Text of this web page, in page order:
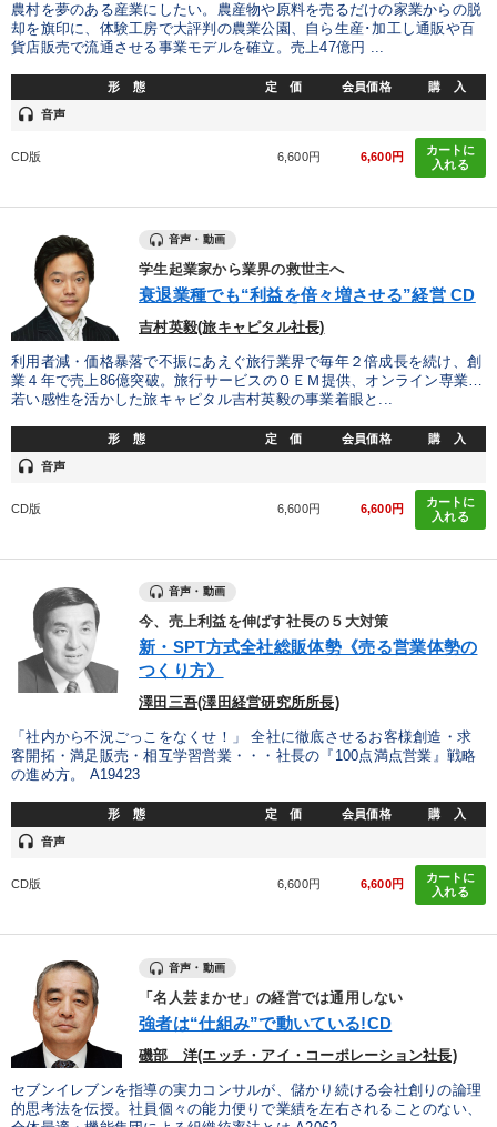
農村を夢のある産業にしたい。農産物や原料を売るだけの家業からの脱
却を旗印に、体験工房で大評判の農業公園、自ら生産･加工し通販や百
貨店販売で流通させる事業モデルを確立。売上47億円 ...
形 態 定 価 会員価格 購 入
headset 音声
CD版 6,600円 6,600円
カートに
入れる
音声・動画
学生起業家から業界の救世主へ
衰退業種でも“利益を倍々増させる”経営 CD
吉村英毅(旅キャピタル社長)
利用者減・価格暴落で不振にあえぐ旅行業界で毎年２倍成長を続け、創
業４年で売上86億突破。旅行サービスのＯＥＭ提供、オンライン専業…
若い感性を活かした旅キャピタル吉村英毅の事業着眼と...
形 態 定 価 会員価格 購 入
headset 音声
CD版 6,600円 6,600円
カートに
入れる
音声・動画
今、売上利益を伸ばす社長の５大対策
新・SPT方式全社総販体勢《売る営業体勢の
つくり方》
澤田三吾(澤田経営研究所所長)
「社内から不況ごっこをなくせ！」 全社に徹底させるお客様創造・求
客開拓・満足販売・相互学習営業・・・社長の『100点満点営業』戦略
の進め方。 A19423
形 態 定 価 会員価格 購 入
headset 音声
CD版 6,600円 6,600円
カートに
入れる
音声・動画
「名人芸まかせ」の経営では通用しない
強者は“仕組み”で動いている!CD
磯部 洋(エッチ・アイ・コーポレーション社長)
セブンイレブンを指導の実力コンサルが、儲かり続ける会社創りの論理
的思考法を伝授。社員個々の能力便りで業績を左右されることのない、